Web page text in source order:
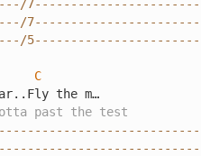
C
past the test